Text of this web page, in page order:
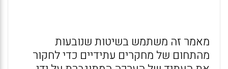
מאמר זה משתמש בשיטות שנובעות
מהתחום של מחקרים עתידיים כדי לחקור